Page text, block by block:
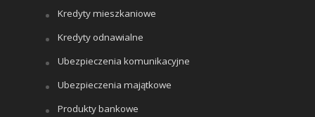
Kredyty mieszkaniowe
Kredyty odnawialne
Ubezpieczenia komunikacyjne
Ubezpieczenia majątkowe
Produkty bankowe